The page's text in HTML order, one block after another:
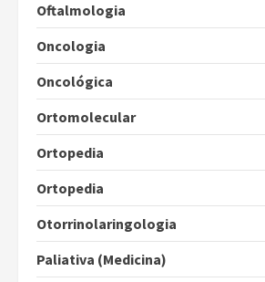
Oftalmologia
Oncologia
Oncológica
Ortomolecular
Ortopedia
Ortopedia
Otorrinolaringologia
Paliativa (Medicina)